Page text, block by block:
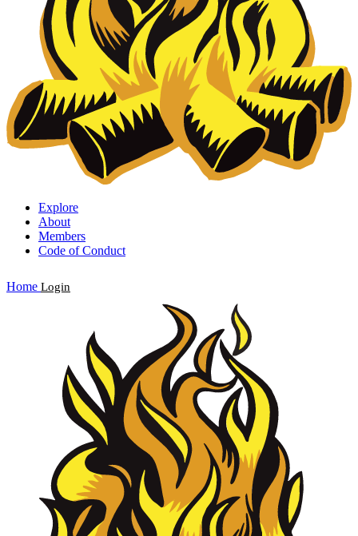
Explore
About
Members
Code of Conduct
Home Login